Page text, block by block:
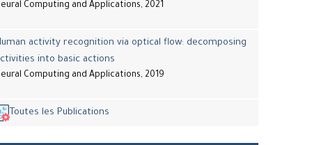
Computing and Applications, 2021
activity recognition via optical flow: decomposing
into basic actions
Computing and Applications, 2019
Toutes les Publications